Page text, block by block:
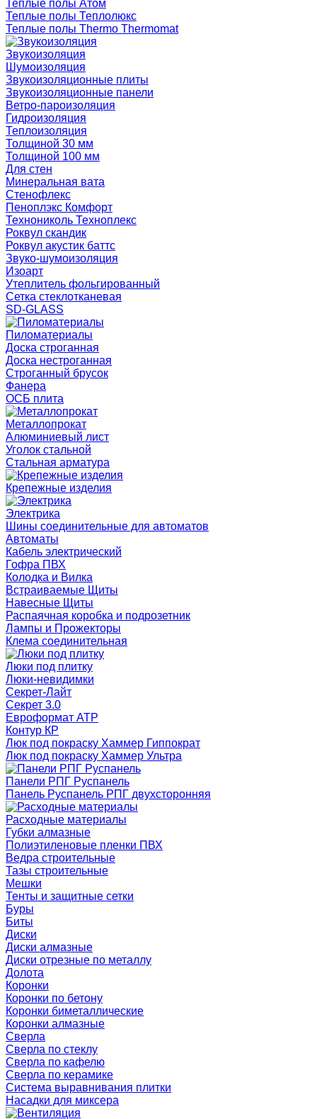
Теплые полы Атом
Теплые полы Теплолюкс
Теплые полы Thermo Thermomat
Звукоизоляция
Шумоизоляция
Звукоизоляционные плиты
Звукоизоляционные панели
Ветро-пароизоляция
Гидроизоляция
Теплоизоляция
Толщиной 30 мм
Толщиной 100 мм
Для стен
Минеральная вата
Стенофлекс
Пеноплэкс Комфорт
Технониколь Техноплекс
Роквул скандик
Роквул акустик баттс
Звуко-шумоизоляция
Изоарт
Утеплитель фольгированный
Сетка стеклотканевая
SD-GLASS
Пиломатериалы
Доска строганная
Доска нестроганная
Строганный брусок
Фанера
ОСБ плита
Металлопрокат
Алюминиевый лист
Уголок стальной
Стальная арматура
Крепежные изделия
Электрика
Шины соединительные для автоматов
Автоматы
Кабель электрический
Гофра ПВХ
Колодка и Вилка
Встраиваемые Щиты
Навесные Щиты
Распаячная коробка и подрозетник
Лампы и Прожекторы
Клема соединительная
Люки под плитку
Люки-невидимки
Секрет-Лайт
Секрет 3.0
Евроформат АТР
Контур КР
Люк под покраску Хаммер Гиппократ
Люк под покраску Хаммер Ультра
Панели РПГ Руспанель
Панель Руспанель РПГ двухсторонняя
Расходные материалы
Губки алмазные
Полиэтиленовые пленки ПВХ
Ведра строительные
Тазы строительные
Мешки
Тенты и защитные сетки
Буры
Биты
Диски
Диски алмазные
Диски отрезные по металлу
Долота
Коронки
Коронки по бетону
Коронки биметаллические
Коронки алмазные
Сверла
Сверла по стеклу
Сверла по кафелю
Сверла по керамике
Система выравнивания плитки
Насадки для миксера